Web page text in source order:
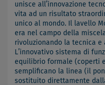
unisce all’innovazione
vita ad un risultato
unico al mondo. Il lavello
era nel campo della
rivoluzionando la tecnica
L’innovativo sistema di
equilibrio formale (coperti
semplificano la linea (il
sostituito direttamente